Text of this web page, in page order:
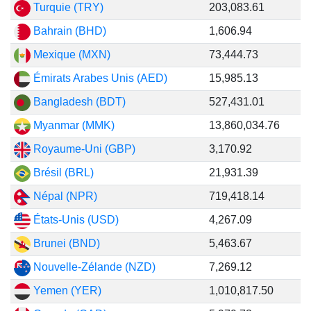
Turquie (TRY)
203,083.61
Bahrain (BHD)
1,606.94
Mexique (MXN)
73,444.73
Émirats Arabes Unis (AED)
15,985.13
Bangladesh (BDT)
527,431.01
Myanmar (MMK)
13,860,034.76
Royaume-Uni (GBP)
3,170.92
Brésil (BRL)
21,931.39
Népal (NPR)
719,418.14
États-Unis (USD)
4,267.09
Brunei (BND)
5,463.67
Nouvelle-Zélande (NZD)
7,269.12
Yemen (YER)
1,010,817.50